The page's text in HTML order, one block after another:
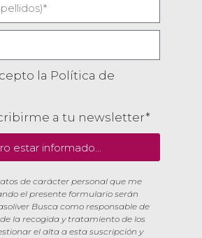
la Política de
a tu newsletter*
estar informado...
de carácter personal que me
el presente formulario serán
Busca como responsable de
la recogida y tratamiento de los
el alta a esta suscripción y